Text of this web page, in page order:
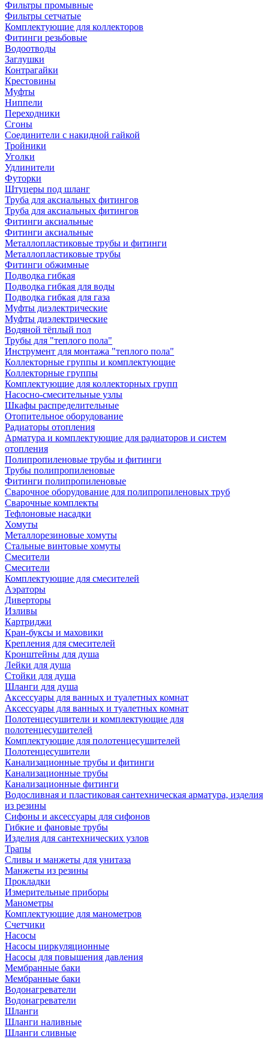
Фильтры промывные
Фильтры сетчатые
Комплектующие для коллекторов
Фитинги резьбовые
Водоотводы
Заглушки
Контрагайки
Крестовины
Муфты
Ниппели
Переходники
Сгоны
Соединители с накидной гайкой
Тройники
Уголки
Удлинители
Футорки
Штуцеры под шланг
Труба для аксиальных фитингов
Труба для аксиальных фитингов
Фитинги аксиальные
Фитинги аксиальные
Металлопластиковые трубы и фитинги
Металлопластиковые трубы
Фитинги обжимные
Подводка гибкая
Подводка гибкая для воды
Подводка гибкая для газа
Муфты диэлектрические
Муфты диэлектрические
Водяной тёплый пол
Трубы для "теплого пола"
Инструмент для монтажа "теплого пола"
Коллекторные группы и комплектующие
Коллекторные группы
Комплектующие для коллекторных групп
Насосно-смесительные узлы
Шкафы распределительные
Отопительное оборудование
Радиаторы отопления
Арматура и комплектующие для радиаторов и систем
отопления
Полипропиленовые трубы и фитинги
Трубы полипропиленовые
Фитинги полипропиленовые
Сварочное оборудование для полипропиленовых труб
Сварочные комплекты
Тефлоновые насадки
Хомуты
Металлорезиновые хомуты
Стальные винтовые хомуты
Смесители
Смесители
Комплектующие для смесителей
Аэраторы
Диверторы
Изливы
Картриджи
Кран-буксы и маховики
Крепления для смесителей
Кронштейны для душа
Лейки для душа
Стойки для душа
Шланги для душа
Аксессуары для ванных и туалетных комнат
Аксессуары для ванных и туалетных комнат
Полотенцесушители и комплектующие для
полотенцесушителей
Комплектующие для полотенцесушителей
Полотенцесушители
Канализационные трубы и фитинги
Канализационные трубы
Канализационные фитинги
Водосливная и пластиковая сантехническая арматура, изделия
из резины
Сифоны и аксессуары для сифонов
Гибкие и фановые трубы
Изделия для сантехнических узлов
Трапы
Сливы и манжеты для унитаза
Манжеты из резины
Прокладки
Измерительные приборы
Манометры
Комплектующие для манометров
Счетчики
Насосы
Насосы циркуляционные
Насосы для повышения давления
Мембранные баки
Мембранные баки
Водонагреватели
Водонагреватели
Шланги
Шланги наливные
Шланги сливные